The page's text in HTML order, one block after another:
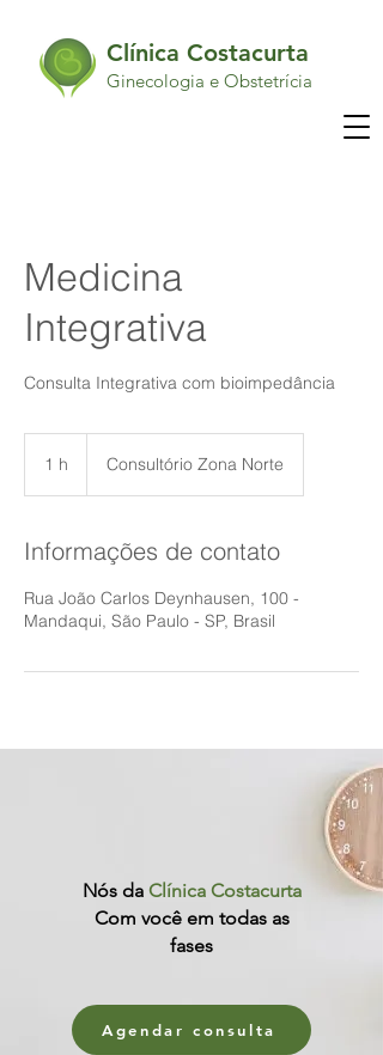
Clínica Costacurta
Ginecologia e Obstetrícia
Medicina
Integrativa
Consulta Integrativa com bioimpedância
1 h Consultório Zona Norte
Informações de contato
Rua João Carlos Deynhausen, 100 -
Mandaqui, São Paulo - SP, Brasil
Nós da Clínica Costacurta
Com você em todas as
fases
Agendar consulta